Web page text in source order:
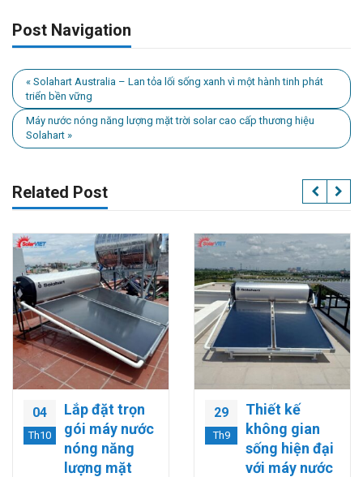
Post Navigation
« Solahart Australia – Lan tỏa lối sống xanh vì một hành tinh phát
triển bền vững
Máy nước nóng năng lượng mặt trời solar cao cấp thương hiệu
Solahart »
Related Post
04
Th10
Lắp đặt trọn
gói máy nước
nóng năng
lượng mặt
29
Th9
Thiết kế
không gian
sống hiện đại
với máy nước